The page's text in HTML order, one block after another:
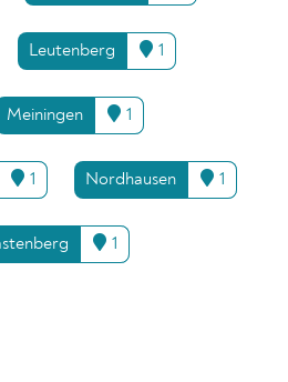
Leutenberg 1
Meiningen 1
1 Nordhausen 1
1